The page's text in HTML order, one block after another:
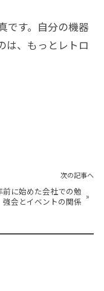
です。自分の機器
は、もっとレトロ
次の記事へ
前に始めた会社での勉
強会とイベントの関係 »